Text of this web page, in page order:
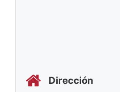
Dirección